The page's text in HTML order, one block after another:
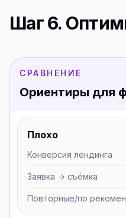
Шаг 6.
СРАВНЕНИЕ
Ориентиры для
Плохо
Конверсия лендинга
Заявка → съёмка
Повторные/по